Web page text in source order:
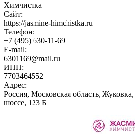
Химчистка
Сайт:
https://jasmine-himchistka.ru
Телефон:
+7 (495) 630-11-69
E-mail:
6301169@mail.ru
ИНН:
7703464552
Адрес:
Россия, Московская область,
шоссе, 123 Б